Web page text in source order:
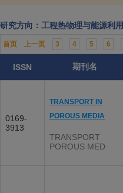
研究方向：工程热物理与能源利
首页 上一页 3 4 5 6
ISSN 期刊名
0169-
3913
TRANSPORT IN
POROUS MEDIA
TRANSPORT
POROUS MED